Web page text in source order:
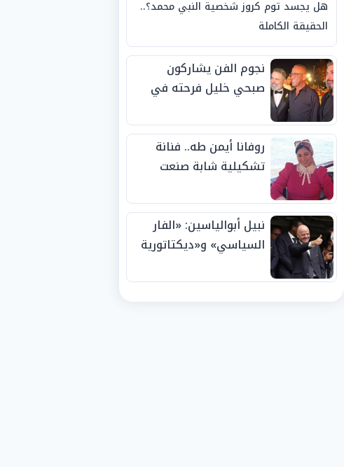
هل يجسد توم كروز شخصية النبي محمد؟..
الحقيقة الكاملة
نجوم الفن يشاركون
صبحي خليل فرحته في
روفانا أيمن طه.. فنانة
تشكيلية شابة صنعت
الجوائز منذ الصغر
نبيل أبوالياسين: «الفار
السياسي» و«ديكتاتورية
الفيفا».. وإقالة